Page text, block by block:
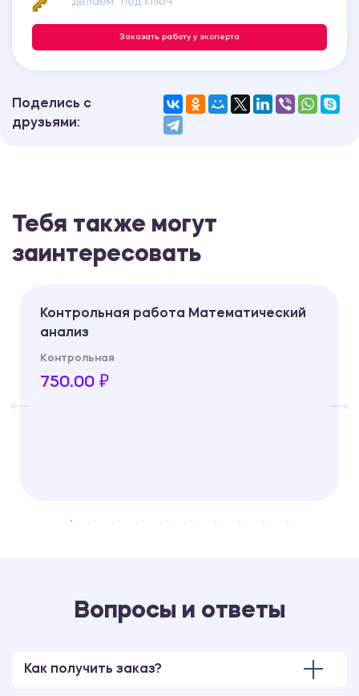
делаем "под ключ"
Заказать работу у эксперта
Поделись с
друзьями:
Тебя также могут
заинтересовать
Контрольная работа Математический
анализ
Контрольная
750.00 ₽
Вопросы и ответы
Как получить заказ?